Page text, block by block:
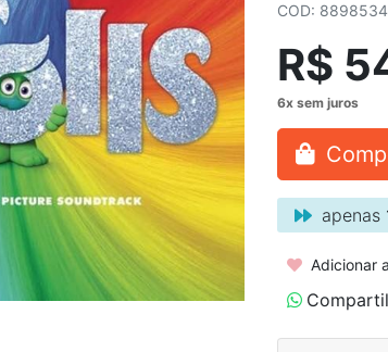
COD:
R$
apenas
Adicionar